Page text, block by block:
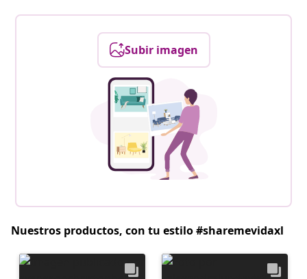
Subir imagen
Nuestros productos, con tu estilo #sharemevidaxl